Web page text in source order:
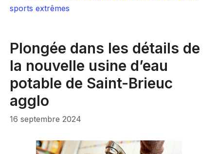
sports extrêmes
Plongée dans les détails de
la nouvelle usine d’eau
potable de Saint-Brieuc
agglo
16 septembre 2024